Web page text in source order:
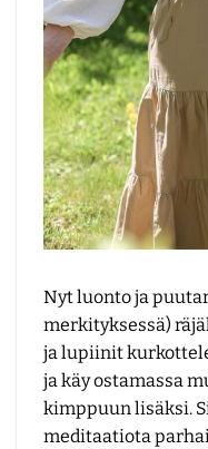
Nyt luonto ja
merkityksessä)
ja lupiinit
ja käy ostamassa
kimppuun lisäksi.
meditaatiota